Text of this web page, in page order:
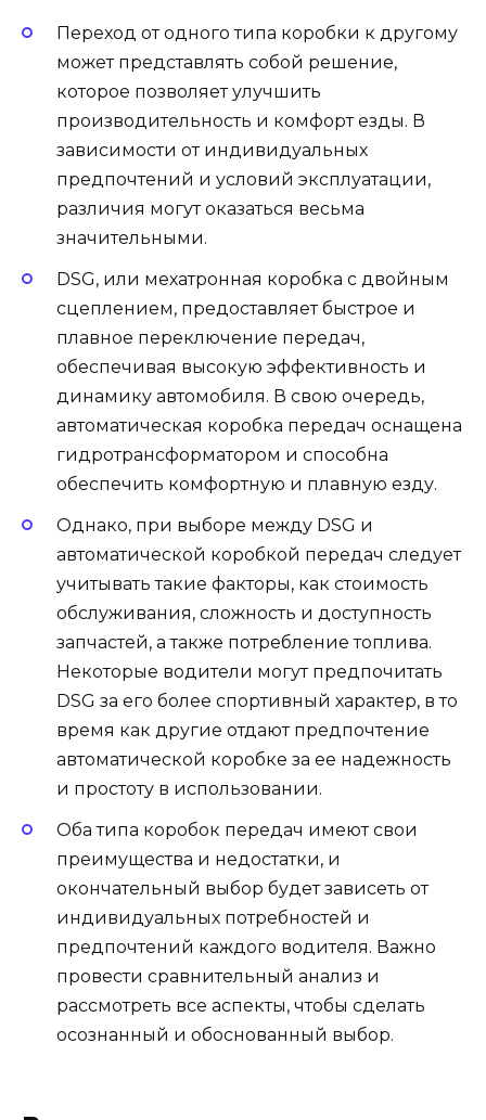
Переход от одного типа коробки к другому
может представлять собой решение,
которое позволяет улучшить
производительность и комфорт езды. В
зависимости от индивидуальных
предпочтений и условий эксплуатации,
различия могут оказаться весьма
значительными.
DSG, или мехатронная коробка с двойным
сцеплением, предоставляет быстрое и
плавное переключение передач,
обеспечивая высокую эффективность и
динамику автомобиля. В свою очередь,
автоматическая коробка передач оснащена
гидротрансформатором и способна
обеспечить комфортную и плавную езду.
Однако, при выборе между DSG и
автоматической коробкой передач следует
учитывать такие факторы, как стоимость
обслуживания, сложность и доступность
запчастей, а также потребление топлива.
Некоторые водители могут предпочитать
DSG за его более спортивный характер, в то
время как другие отдают предпочтение
автоматической коробке за ее надежность
и простоту в использовании.
Оба типа коробок передач имеют свои
преимущества и недостатки, и
окончательный выбор будет зависеть от
индивидуальных потребностей и
предпочтений каждого водителя. Важно
провести сравнительный анализ и
рассмотреть все аспекты, чтобы сделать
осознанный и обоснованный выбор.